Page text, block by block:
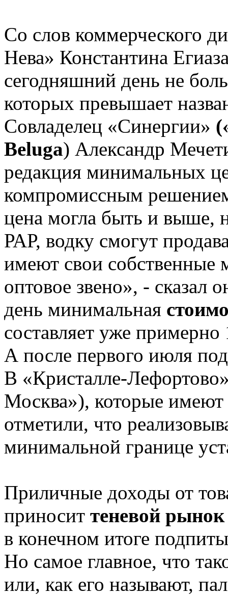
Со слов коммерческого
Нева» Константина
сегодняшний день не
которых превышает
Совладелец «Синергии»
Beluga) Александр
редакция минимальных
компромиссным
цена могла быть и выше,
РАР, водку смогут
имеют свои собственные
оптовое звено», - сказал
день минимальная
составляет уже
А после первого июля
В «Кристалле-
Москва»), которые
отметили, что
минимальной границе
Приличные доходы от
приносит теневой
в конечном итоге
Но самое главное, что
или, как его называют,